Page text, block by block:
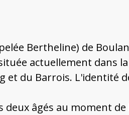
Bertheline) de
actuellement dans
et du Barrois. L'identité
deux âgés au moment